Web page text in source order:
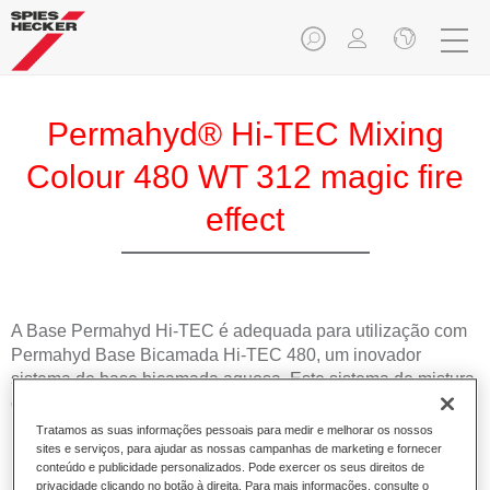
Permahyd® Hi-TEC Mixing
Colour 480 WT 312 magic fire
effect
A Base Permahyd Hi-TEC é adequada para utilização com
Permahyd Base Bicamada Hi-TEC 480, um inovador
sistema de base bicamada aquosa. Este sistema de mistura
contém todas as cores lisas e de efeito necessárias para a
repintura de alta qualidade de veículos automóveis de
passageiros.
Tratamos as suas informações pessoais para medir e melhorar os nossos
sites e serviços, para ajudar as nossas campanhas de marketing e fornecer
conteúdo e publicidade personalizados. Pode exercer os seus direitos de
privacidade clicando no botão à direita. Para mais informações, consulte o